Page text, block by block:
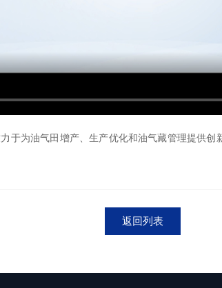
于为油气田增产、生产优化和油气藏管理提供
返回列表